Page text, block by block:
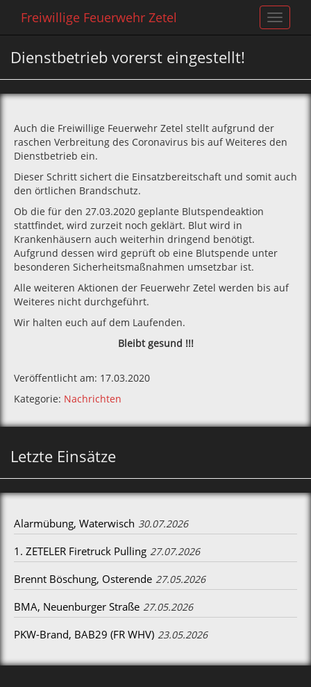
Toggle
Freiwillige Feuerwehr Zetel
Dienstbetrieb vorerst eingestellt!
Auch die Freiwillige Feuerwehr Zetel stellt aufgrund der
raschen Verbreitung des Coronavirus bis auf Weiteres den
Dienstbetrieb ein.
Dieser Schritt sichert die Einsatzbereitschaft und somit auch
den örtlichen Brandschutz.
Ob die für den 27.03.2020 geplante Blutspendeaktion
stattfindet, wird zurzeit noch geklärt. Blut wird in
Krankenhäusern auch weiterhin dringend benötigt.
Aufgrund dessen wird geprüft ob eine Blutspende unter
besonderen Sicherheitsmaßnahmen umsetzbar ist.
Alle weiteren Aktionen der Feuerwehr Zetel werden bis auf
Weiteres nicht durchgeführt.
Wir halten euch auf dem Laufenden.
Bleibt gesund !!!
Veröffentlicht am: 17.03.2020
Kategorie: Nachrichten
Letzte Einsätze
Alarmübung, Waterwisch 30.07.2026
1. ZETELER Firetruck Pulling 27.07.2026
Brennt Böschung, Osterende 27.05.2026
BMA, Neuenburger Straße 27.05.2026
PKW-Brand, BAB29 (FR WHV) 23.05.2026